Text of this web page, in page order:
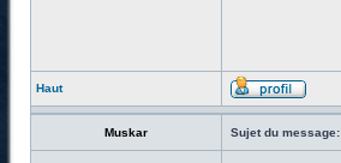
Haut
Muskar Sujet du message: